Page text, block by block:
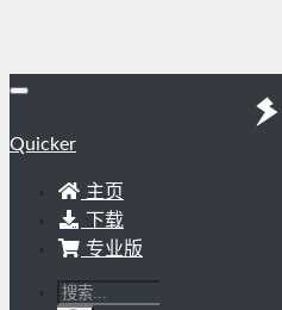
Quicker
主页
下载
专业版